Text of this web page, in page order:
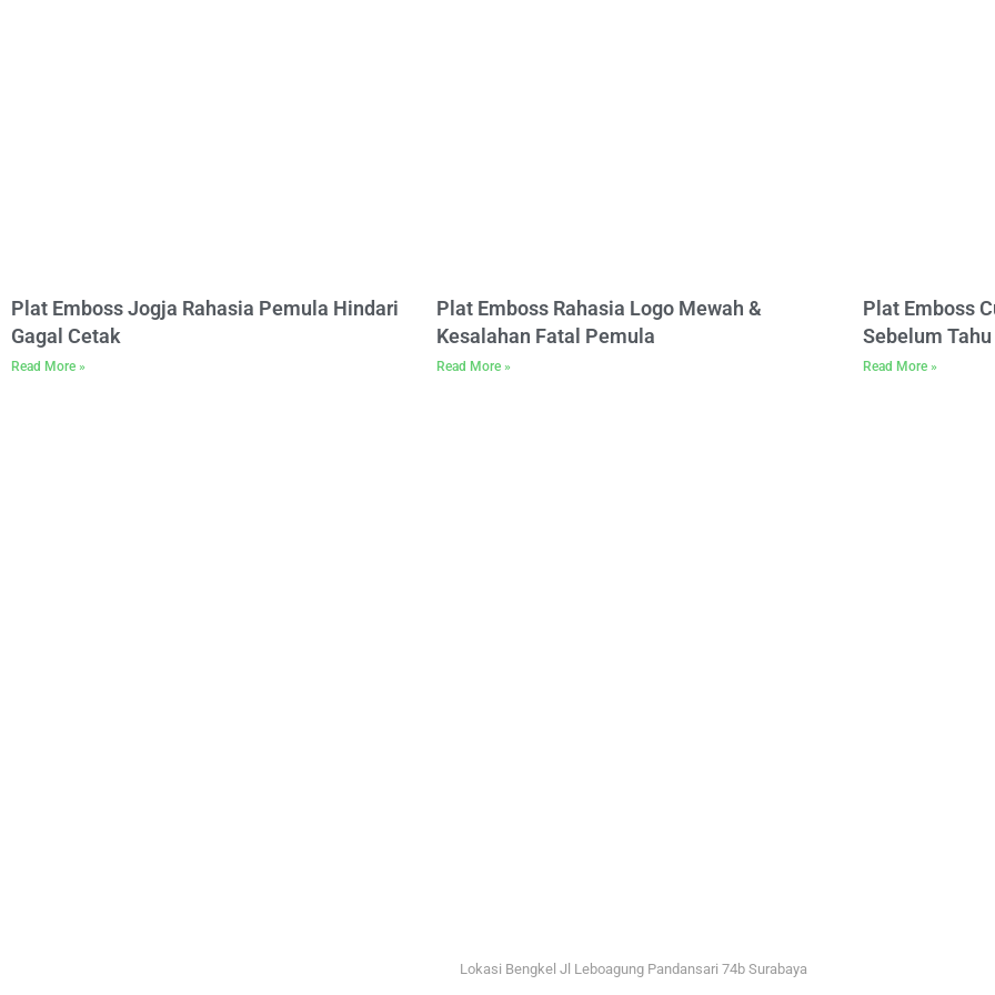
Plat Emboss Jogja Rahasia Pemula Hindari
Gagal Cetak
Read More »
Plat Emboss Rahasia Logo Mewah &
Kesalahan Fatal Pemula
Read More »
Plat Emboss
Sebelum
Read More »
Lokasi Bengkel Jl Leboagung Pandansari 74b Surabaya